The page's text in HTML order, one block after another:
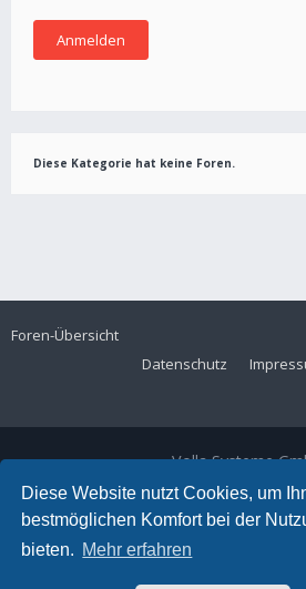
Diese Website nutzt Cookies, um
bestmöglichen Komfort bei der
bieten. Mehr erfahren
Diese Kategorie hat keine Foren.
Foren-Übersicht
Datenschutz
Volla Systeme
Kölner Straße 102
42897 Remscheid
Telefon:+49 2191
E-Mail: